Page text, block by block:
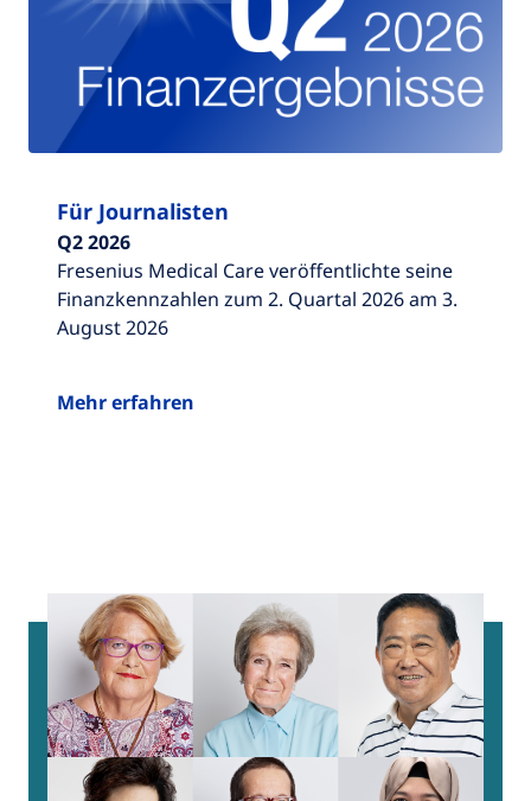
Für Journalisten
Q2 2026
Fresenius Medical Care veröffentlichte seine
Finanzkennzahlen zum 2. Quartal 2026 am 3.
August 2026
Mehr erfahren